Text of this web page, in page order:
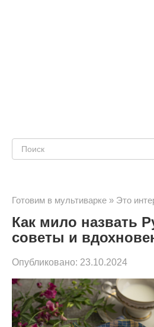
Поиск:
Готовим в мультиварке » Это
Как мило назвать
советы и
Опубликовано: 23.10.2024